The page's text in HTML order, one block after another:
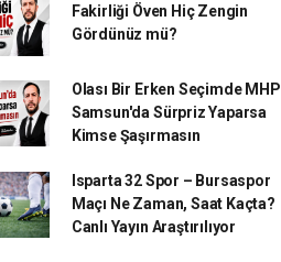
Fakirliği Öven Hiç Zengin
Gördünüz mü?
Olası Bir Erken Seçimde MHP
Samsun'da Sürpriz Yaparsa
Kimse Şaşırmasın
Isparta 32 Spor – Bursaspor
Maçı Ne Zaman, Saat Kaçta?
Canlı Yayın Araştırılıyor